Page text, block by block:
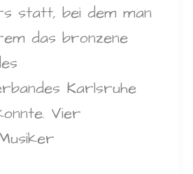
statt, bei dem man
das bronzene
Karlsruhe
Vier